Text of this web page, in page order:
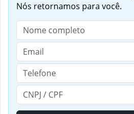
Nós retornamos para você.